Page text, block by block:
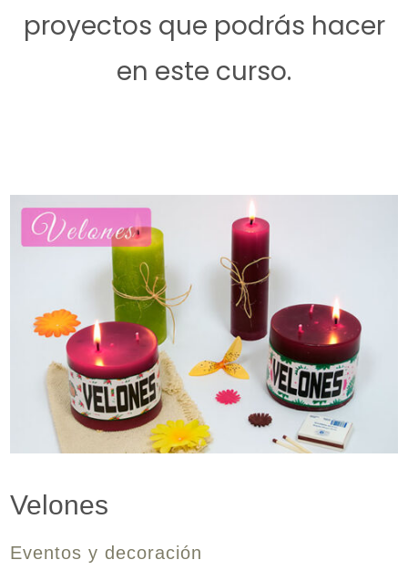
proyectos que podrás hacer
en este curso.
Velones
Eventos y decoración